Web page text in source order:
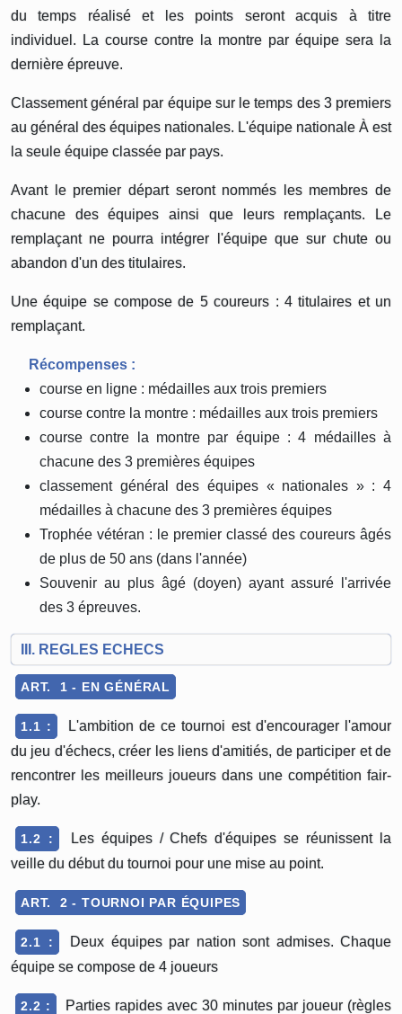
du temps réalisé et les points seront acquis à titre
individuel. La course contre la montre par équipe sera la
dernière épreuve.
Classement général par équipe sur le temps des 3 premiers
au général des équipes nationales. L'équipe nationale À est
la seule équipe classée par pays.
Avant le premier départ seront nommés les membres de
chacune des équipes ainsi que leurs remplaçants. Le
remplaçant ne pourra intégrer l'équipe que sur chute ou
abandon d'un des titulaires.
Une équipe se compose de 5 coureurs : 4 titulaires et un
remplaçant.
Récompenses :
course en ligne : médailles aux trois premiers
course contre la montre : médailles aux trois premiers
course contre la montre par équipe : 4 médailles à
chacune des 3 premières équipes
classement général des équipes « nationales » : 4
médailles à chacune des 3 premières équipes
Trophée vétéran : le premier classé des coureurs âgés
de plus de 50 ans (dans l'année)
Souvenir au plus âgé (doyen) ayant assuré l'arrivée
des 3 épreuves.
III. REGLES ECHECS
ART. 1 - EN GÉNÉRAL
1.1 :
L'ambition de ce tournoi est d'encourager l'amour
du jeu d'échecs, créer les liens d'amitiés, de participer et de
rencontrer les meilleurs joueurs dans une compétition fair-
play.
1.2 :
Les équipes / Chefs d'équipes se réunissent la
veille du début du tournoi pour une mise au point.
ART. 2 - TOURNOI PAR ÉQUIPES
2.1 :
Deux équipes par nation sont admises. Chaque
équipe se compose de 4 joueurs
2.2 :
Parties rapides avec 30 minutes par joueur (règles